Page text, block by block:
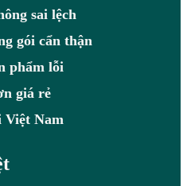
sai lệch
gói cẩn thận
phẩm lỗi
giá rẻ
Việt Nam